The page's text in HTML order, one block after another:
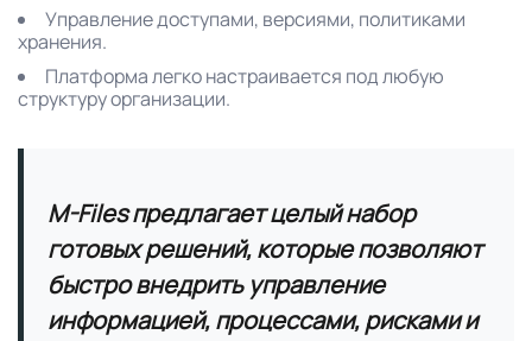
Управление доступами, версиями, политиками
хранения.
Платформа легко настраивается под любую
структуру организации.
M-Filesпредлагает целый набор
готовых решений, которые позволяют
быстро внедрить управление
информацией, процессами, рисками и